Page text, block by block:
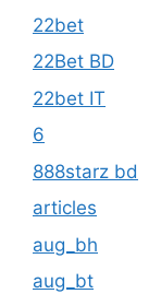
22bet
22Bet BD
22bet IT
6
888starz bd
articles
aug_bh
aug_bt